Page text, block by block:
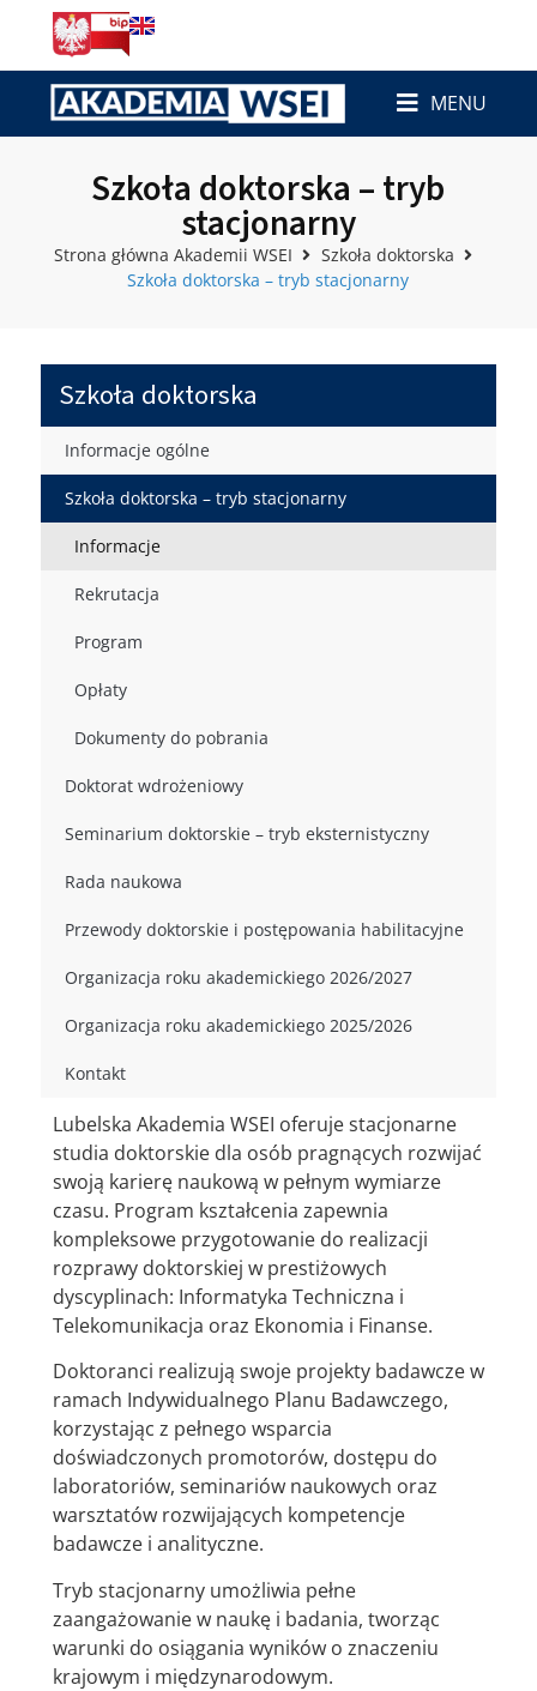
MENU
Szkoła doktorska – tryb
stacjonarny
Strona główna Akademii WSEI
Szkoła doktorska
Szkoła doktorska – tryb stacjonarny
Szkoła doktorska
Informacje ogólne
Szkoła doktorska – tryb stacjonarny
Informacje
Rekrutacja
Program
Opłaty
Dokumenty do pobrania
Doktorat wdrożeniowy
Seminarium doktorskie – tryb eksternistyczny
Rada naukowa
Przewody doktorskie i postępowania habilitacyjne
Organizacja roku akademickiego 2026/2027
Organizacja roku akademickiego 2025/2026
Kontakt
Lubelska Akademia WSEI oferuje stacjonarne
studia doktorskie dla osób pragnących rozwijać
swoją karierę naukową w pełnym wymiarze
czasu. Program kształcenia zapewnia
kompleksowe przygotowanie do realizacji
rozprawy doktorskiej w prestiżowych
dyscyplinach: Informatyka Techniczna i
Telekomunikacja oraz Ekonomia i Finanse.
Doktoranci realizują swoje projekty badawcze w
ramach Indywidualnego Planu Badawczego,
korzystając z pełnego wsparcia
doświadczonych promotorów, dostępu do
laboratoriów, seminariów naukowych oraz
warsztatów rozwijających kompetencje
badawcze i analityczne.
Tryb stacjonarny umożliwia pełne
zaangażowanie w naukę i badania, tworząc
warunki do osiągania wyników o znaczeniu
krajowym i międzynarodowym.